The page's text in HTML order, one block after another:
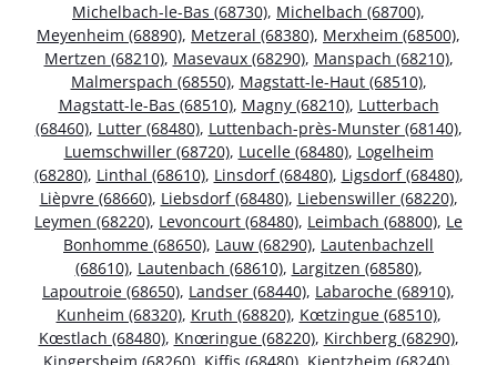
Michelbach-le-Bas (68730), Michelbach (68700),
Meyenheim (68890), Metzeral (68380), Merxheim (68500),
Mertzen (68210), Masevaux (68290), Manspach (68210),
Malmerspach (68550), Magstatt-le-Haut (68510),
Magstatt-le-Bas (68510), Magny (68210), Lutterbach
(68460), Lutter (68480), Luttenbach-près-Munster (68140),
Luemschwiller (68720), Lucelle (68480), Logelheim
(68280), Linthal (68610), Linsdorf (68480), Ligsdorf (68480),
Lièpvre (68660), Liebsdorf (68480), Liebenswiller (68220),
Leymen (68220), Levoncourt (68480), Leimbach (68800), Le
Bonhomme (68650), Lauw (68290), Lautenbachzell
(68610), Lautenbach (68610), Largitzen (68580),
Lapoutroie (68650), Landser (68440), Labaroche (68910),
Kunheim (68320), Kruth (68820), Kœtzingue (68510),
Kœstlach (68480), Knœringue (68220), Kirchberg (68290),